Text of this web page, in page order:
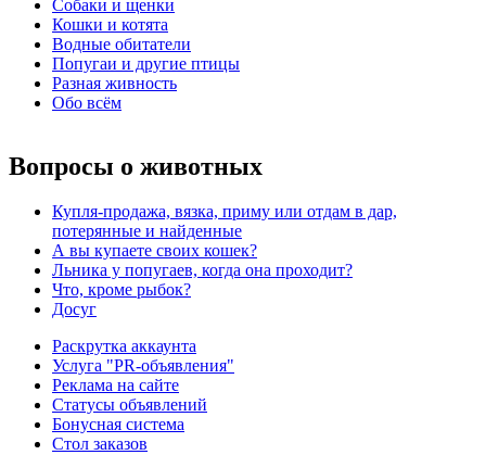
Собаки и щенки
Кошки и котята
Водные обитатели
Попугаи и другие птицы
Разная живность
Обо всём
Вопросы о животных
Купля-продажа, вязка, приму или отдам в дар,
потерянные и найденные
А вы купаете своих кошек?
Льника у попугаев, когда она проходит?
Что, кроме рыбок?
Досуг
Раскрутка аккаунта
Услуга "PR-объявления"
Реклама на сайте
Статусы объявлений
Бонусная система
Стол заказов